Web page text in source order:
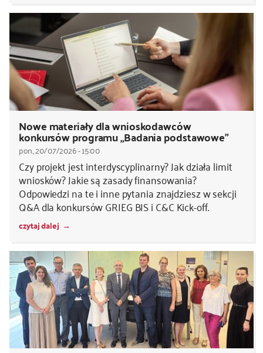
Nowe materiały dla wnioskodawców
konkursów programu „Badania podstawowe”
pon., 20/07/2026 - 15:00
Czy projekt jest interdyscyplinarny? Jak działa limit
wniosków? Jakie są zasady finansowania?
Odpowiedzi na te i inne pytania znajdziesz w sekcji
Q&A dla konkursów GRIEG BIS i C&C Kick-off.
czytaj dalej